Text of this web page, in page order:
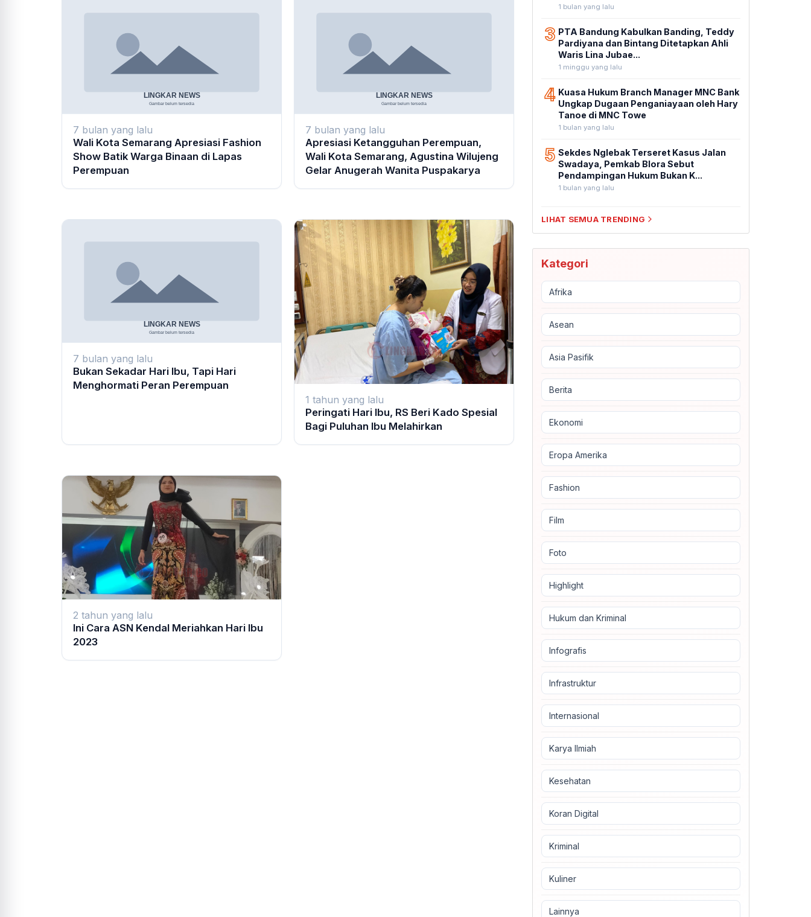
7 bulan yang lalu
Wali Kota Semarang Apresiasi Fashion
Show Batik Warga Binaan di Lapas
Perempuan
7 bulan yang lalu
Apresiasi Ketangguhan Perempuan,
Wali Kota Semarang, Agustina Wilujeng
Gelar Anugerah Wanita Puspakarya
7 bulan yang lalu
Bukan Sekadar Hari Ibu, Tapi Hari
Menghormati Peran Perempuan
1 tahun yang lalu
Peringati Hari Ibu, RS Beri Kado Spesial
Bagi Puluhan Ibu Melahirkan
2 tahun yang lalu
Ini Cara ASN Kendal Meriahkan Hari Ibu
2023
1 bulan yang lalu
3 PTA Bandung Kabulkan Banding, Teddy
Pardiyana dan Bintang Ditetapkan Ahli
Waris Lina Jubae...
1 minggu yang lalu
4 Kuasa Hukum Branch Manager MNC Bank
Ungkap Dugaan Penganiayaan oleh Hary
Tanoe di MNC Towe
1 bulan yang lalu
5 Sekdes Nglebak Terseret Kasus Jalan
Swadaya, Pemkab Blora Sebut
Pendampingan Hukum Bukan K...
1 bulan yang lalu
LIHAT SEMUA TRENDING
Kategori
Afrika
Asean
Asia Pasifik
Berita
Ekonomi
Eropa Amerika
Fashion
Film
Foto
Highlight
Hukum dan Kriminal
Infografis
Infrastruktur
Internasional
Karya Ilmiah
Kesehatan
Koran Digital
Kriminal
Kuliner
Lainnya